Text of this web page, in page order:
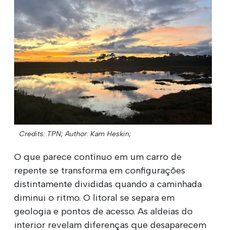
Credits: TPN; Author: Kam Heskin;
O que parece contínuo em um carro de
repente se transforma em configurações
distintamente divididas quando a caminhada
diminui o ritmo. O litoral se separa em
geologia e pontos de acesso. As aldeias do
interior revelam diferenças que desaparecem